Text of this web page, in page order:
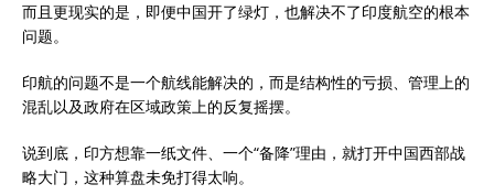
而且更现实的是，即便中国开了绿灯，也解决不了印度航空的根本
问题。
印航的问题不是一个航线能解决的，而是结构性的亏损、管理上的
混乱以及政府在区域政策上的反复摇摆。
说到底，印方想靠一纸文件、一个“备降”理由，就打开中国西部战
略大门，这种算盘未免打得太响。